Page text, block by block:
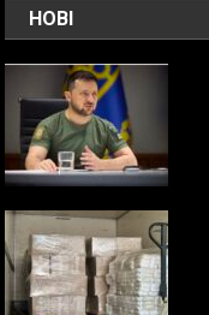
НОВІ